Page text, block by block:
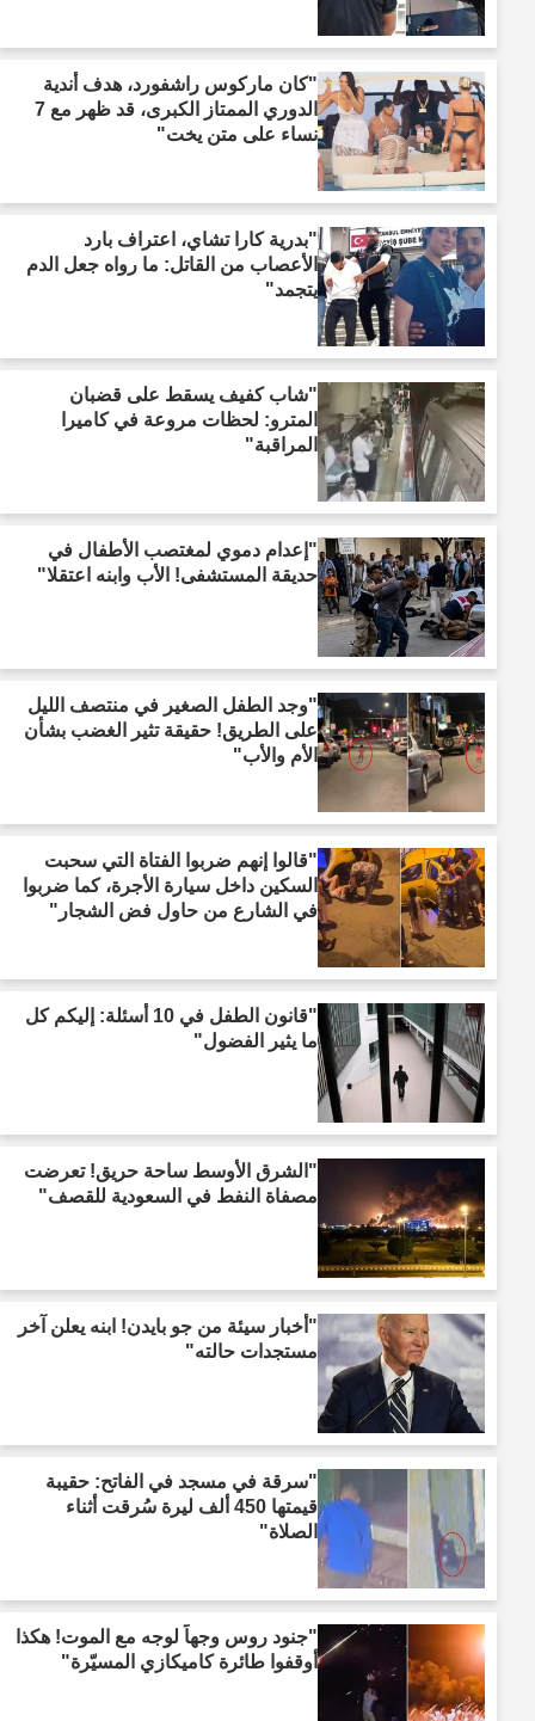
"كان ماركوس راشفورد، هدف أندية
الدوري الممتاز الكبرى، قد ظهر مع 7
نساء على متن يخت"
"بدرية كارا تشاي، اعتراف بارد
الأعصاب من القاتل: ما رواه جعل الدم
يتجمد"
"شاب كفيف يسقط على قضبان
المترو: لحظات مروعة في كاميرا
المراقبة"
"إعدام دموي لمغتصب الأطفال في
حديقة المستشفى! الأب وابنه اعتقلا"
"وجد الطفل الصغير في منتصف الليل
على الطريق! حقيقة تثير الغضب بشأن
الأم والأب"
"قالوا إنهم ضربوا الفتاة التي سحبت
السكين داخل سيارة الأجرة، كما ضربوا
في الشارع من حاول فض الشجار"
"قانون الطفل في 10 أسئلة: إليكم كل
ما يثير الفضول"
"الشرق الأوسط ساحة حريق! تعرضت
مصفاة النفط في السعودية للقصف"
"أخبار سيئة من جو بايدن! ابنه يعلن آخر
مستجدات حالته"
"سرقة في مسجد في الفاتح: حقيبة
قيمتها 450 ألف ليرة سُرقت أثناء
الصلاة"
"جنود روس وجهاً لوجه مع الموت! هكذا
أوقفوا طائرة كاميكازي المسيّرة"